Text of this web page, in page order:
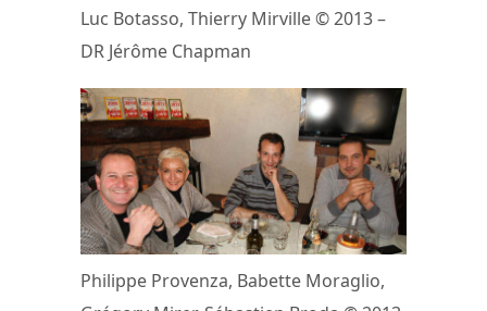
Luc Botasso, Thierry Mirville © 2013 –
DR Jérôme Chapman
Philippe Provenza, Babette Moraglio,